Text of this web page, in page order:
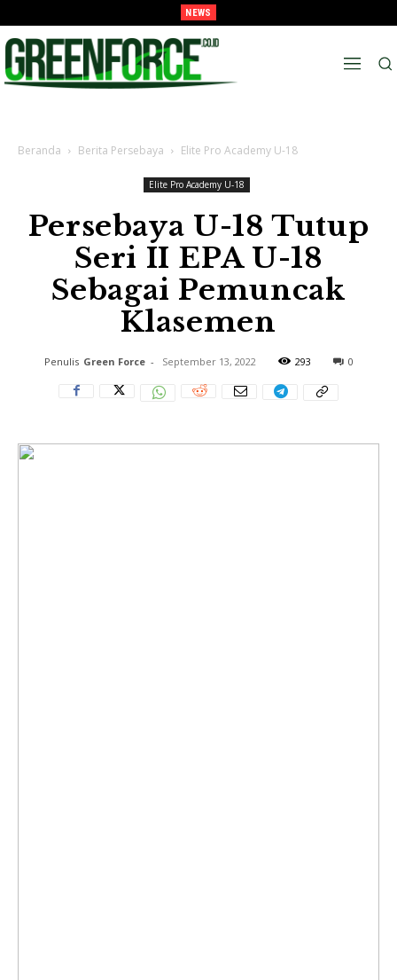
NEWS
Beranda Berita Persebaya Elite Pro Academy U-18
Elite Pro Academy U-18
Persebaya U-18 Tutup
Seri II EPA U-18
Sebagai Pemuncak
Klasemen
Penulis Green Force - September 13, 2022 293 0